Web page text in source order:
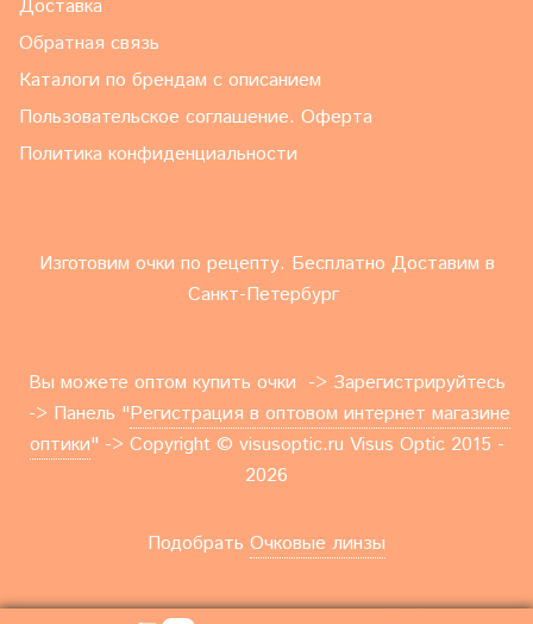
Доставка
Обратная связь
Каталоги по брендам с описанием
Пользовательское соглашение. Оферта
Политика конфиденциальности
Изготовим очки по рецепту. Бесплатно Доставим в
Санкт-Петербург
Вы можете оптом купить очки -> Зарегистрируйтесь
-> Панель "Регистрация в оптовом интернет магазине
оптики" -> Copyright © visusoptic.ru Visus Optic 2015 -
2026
Подобрать Очковые линзы